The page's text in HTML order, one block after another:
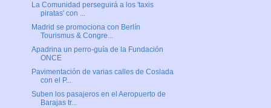
La Comunidad perseguirá a los 'taxis
piratas' con ...
Madrid se promociona con Berlín
Tourismus & Congre...
Apadrina un perro-guía de la Fundación
ONCE
Pavimentación de varias calles de Coslada
con el P...
Suben los pasajeros en el Aeropuerto de
Barajas tr...